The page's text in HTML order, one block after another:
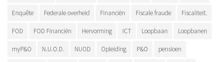
Enquête Federale overheid Financiën Fiscale fraude Fiscaliteit.
FOD FOD Financiën Hervorming ICT Loopbaan Loopbanen
myP&O N.U.O.D. NUOD Opleiding P&O pensioen